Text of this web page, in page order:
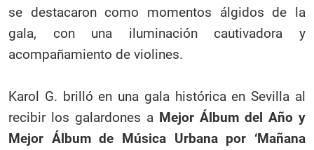
se destacaron como momentos álgidos de la
gala, con una iluminación cautivadora y
acompañamiento de violines.
Karol G. brilló en una gala histórica en Sevilla al
recibir los galardones a Mejor Álbum del Año y
Mejor Álbum de Música Urbana por ‘Mañana